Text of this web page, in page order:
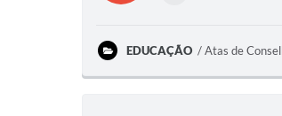
EDUCAÇÃO Atas de